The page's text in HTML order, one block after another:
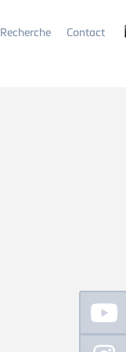
Recherche Contact
Floating